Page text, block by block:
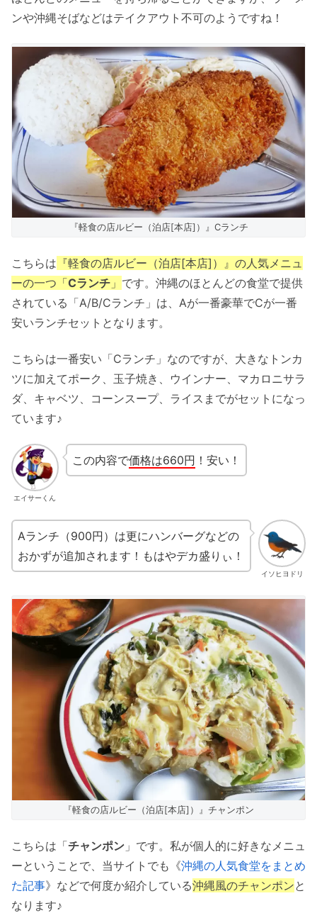
ンや沖縄そばなどはテイクアウト不可のようですね！
『軽食の店ルビー（泊店[本店]）』Cランチ
こちらは 『軽食の店ルビー（泊店[本店]）』の人気メニュ
ーの一つ「Cランチ 」 です。沖縄のほとんどの食堂で提供
されている「A/B/Cランチ」は、Aが一番豪華でCが一番
安いランチセットとなります。
こちらは一番安い「Cランチ」なのですが、大きなトンカ
ツに加えてポーク、玉子焼き、ウインナー、マカロニサラ
ダ、キャベツ、コーンスープ、ライスまでがセットになっ
ています♪
エイサーくん
この内容で価格は660円 ！安い！
イソヒヨドリ
Aランチ（900円）は更にハンバーグなどの
おかずが追加されます！もはやデカ盛りぃ！
『軽食の店ルビー（泊店[本店]）』チャンポン
こちらは「チャンポン 」です。私が個人的に好きなメニュ
ーということで、当サイトでも《沖縄の人気食堂をまとめ
た記事》などで何度か紹介している沖縄風のチャンポンと
なります♪